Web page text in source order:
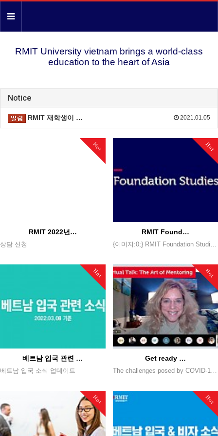
RMIT University vietnam brings a world-class
education to the heart of Asia
Notice
2021.01.05
RMIT 재학생이 …
Hot
RMIT 2022년…
상담 신청
Hot
RMIT Found…
{이미지:0;} RMIT Foundation Studies 2022년 8월29일 첫 개강 학생 모집 Foundation Studies란 전 세계 학생들이 RMIT에서 고등 교육을 받고 학사 과정으로 진학할 수 있도록 보장된 과정 입니다. Foundation은 1년, 2학기 과정으로 주 21시간 교육을 통해 총 8과목을 제공하고 있습니다. RMIT 베트남에서는 두가지 Foundation 스트림이 제공됩니다. 1. Business stream (경영대학) 2. Art, Design and Architecture (커뮤니케이션 및 디자인대학) ▶ 학기 - 1학기 (8월 입학) : 2022년 8월 29일 - 2023년 1월 6일 (시험기간 1주 포함 18주) - 2학기 (2월 입학) : 2023년 2월 6일 - 2023년 6월 9일 (시험기간 1주 포함 18주) ▶ 수업 시간 : 주 5일 (월 - 금) 4시간 ~ 5시간/일 과정 ▶ 총 비용 : 255,974,000 VND (USD $11,281) /1년 과정 ▶ 캠퍼스 : RMIT Saigon South campus 또는 Hanoi campus ▶ 입학 조건 : 게시판 상단 첨부파일에서 확인 가능 자세한 사항은 RMIT 베트남 공식입학처 "코코스"로 문의남겨주세요! 자세한 사항(영문) 확인상담 신청
Hot
베트남 입국 관련 …
베트남 입국 소식 업데이트
Hot
Get ready …
The challenges posed by COVID-19 outbreaks do not stop RMIT from preparing its students to be ready for the world of work through a range of virtual career activities. ▶ 세부 내용 : https://www.rmit.edu.vn/news/all-news/2021/sep/get-ready-for-the-world-of-work-virtually - 상세 문의 : 02 566 1178 - 상담 신청 : https://rmit-vn.com/bbs/page.php?hid=contact
Hot Hot